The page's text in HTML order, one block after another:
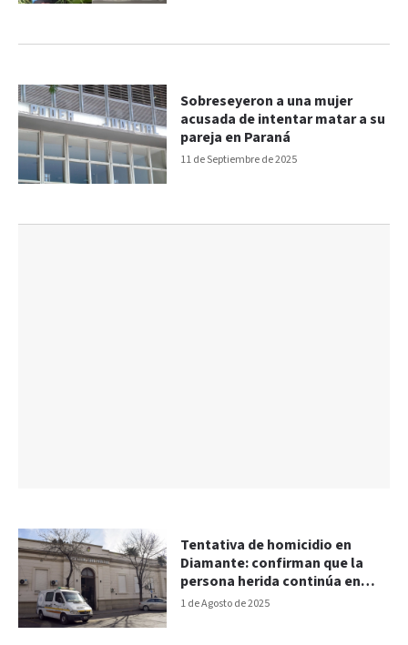
11 de Septiembre de 2025
Sobreseyeron a una mujer
acusada de intentar matar a su
pareja en Paraná
1 de Agosto de 2025
Tentativa de homicidio en
Diamante: confirman que la
persona herida continúa en
estado crítico